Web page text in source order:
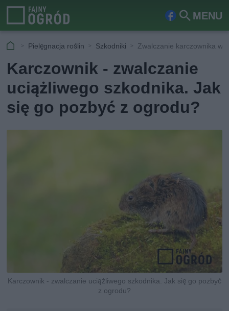
MENU
Fa
ook
Szu
Pielęgnacja roślin Szkodniki Zwalczanie karczownika w
Karczownik - zwalczanie
uciążliwego szkodnika. Jak
się go pozbyć z ogrodu?
Karczownik - zwalczanie uciążliwego szkodnika. Jak się go pozbyć
z ogrodu?